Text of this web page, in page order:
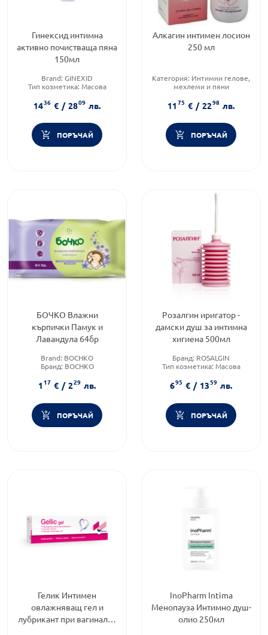
Гинексид интимна
активно почистваща пяна
150мл
Brand: GINEXID
Тип козметика: Масова
Форма на продукта:пяна
1436 € / 2809 лв.
ПОРЪЧАЙ
Алкагин интимен лосион
250 мл
Категория: Интимни гелове,
мехлеми и пяни
козметика
Форма на продукта:лосион
1175 € / 2298 лв.
ПОРЪЧАЙ
БОЧКО Влажни
кърпички Памук и
Лавандула 64бр
Brand: BOCHKO
Бранд: BOCHKO
117 € / 229 лв.
ПОРЪЧАЙ
Розалгин иригатор -
дамски душ за интимна
хигиена 500мл
Бранд: ROSALGIN
Тип козметика: Масова
Форма на продукта: иригатор
695 € / 1359 лв.
ПОРЪЧАЙ
Гелик Интимен
овлажняващ гел и
лубрикант при вагинална
InoPharm Intima
Менопауза Интимно душ-
олио 250мл